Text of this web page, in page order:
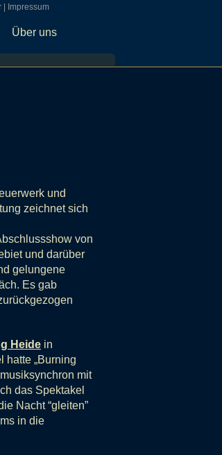
Impressum
Über uns
und
zeichnet sich
von
und darüber
gelungene
Es gab
Heide in
hatte „Burning
mit
das Spektakel
Nacht “gleiten”
in die